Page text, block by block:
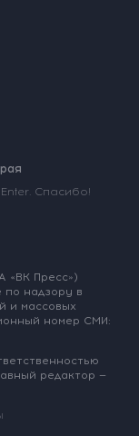
Спасибо!
«ВК Пресс»)
надзору в
и массовых
номер СМИ:
редактор —